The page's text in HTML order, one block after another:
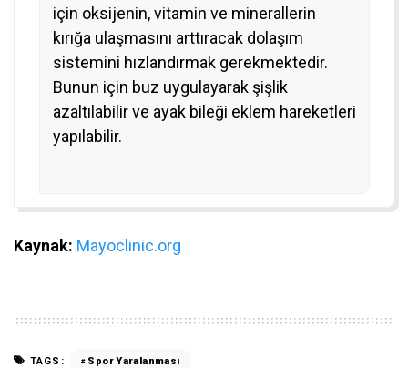
için oksijenin, vitamin ve minerallerin
kırığa ulaşmasını arttıracak dolaşım
sistemini hızlandırmak gerekmektedir.
Bunun için buz uygulayarak şişlik
azaltılabilir ve ayak bileği eklem hareketleri
yapılabilir.
Kaynak: Mayoclinic.org
TAGS: Spor Yaralanması